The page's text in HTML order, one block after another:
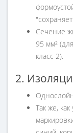
Сечение
95 мм²
класс 2).
2.
Так же, как